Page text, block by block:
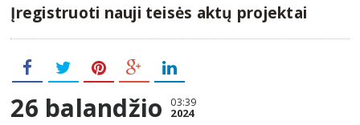
Įregistruoti nauji teisės aktų projektai
26 balandžio 03:39
2024